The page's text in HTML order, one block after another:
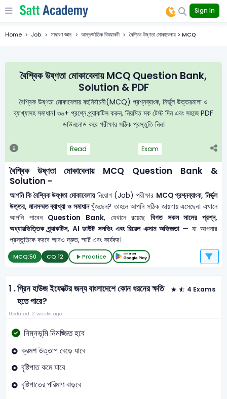
Sign In
Home Job সাধারণ জ্ঞান আন্তর্জাতিক বিষয়াবলী বৈশ্বিক উষ্ণতা মোকাবেলায় > MCQ
বৈশ্বিক উষ্ণতা মোকাবেলায় MCQ Question Bank,
Solution & PDF
বৈশ্বিক উষ্ণতা মোকাবেলায় বহুনির্বাচনী(MCQ) প্রশ্নব্যাংক, নির্ভুল উত্তরমালা ও
ব্যাখ্যাসহ সমাধান। ৩৬+ প্রশ্নে প্র্যাকটিস করুন, নিয়মিত মক টেস্ট দিন এবং সহজে PDF
ডাউনলোড করে পরীক্ষার সঠিক প্রস্তুতি নিন।
Read Exam
বৈশ্বিক উষ্ণতা মোকাবেলায় MCQ Question Bank &
Solution -
আপনি কি বৈশ্বিক উষ্ণতা মোকাবেলায়নিয়োগ (Job) পরীক্ষার MCQ প্রশ্নব্যাংক, নির্ভুল
উত্তর, মানসম্মত ব্যাখ্যা ও সমাধানখুঁজছেন? তাহলে আপনি সঠিক জায়গায় এসেছেন। এখানে
আপনি পাবেন Question Bank, যেখানে রয়েছে বিগত সকল সালের প্রশ্ন,
অধ্যায়ভিত্তিক প্র্যাকটিস, AI ডাউট সলভিং এবং রিয়েল এক্সাম অভিজ্ঞতা— যা আপনার
প্রস্তুতিকে করবে আরও দ্রুত, স্মার্ট এবং কার্যকর।
MCQ:50 CQ:12 Practice
1 .গ্রিন হাউজ ইফেক্টের জন্য বাংলাদেশে কোন ধরনের ক্ষতি
হতে পারে?
4 Exams
Updated: 2 weeks ago
নিম্নভূমি নিমজ্জিত হবে
ক্রমশ উত্তাপ বেড়ে যাবে
বৃষ্টিপাত কমে যাবে
বৃষ্টিপাতের পরিমাণ বাড়বে